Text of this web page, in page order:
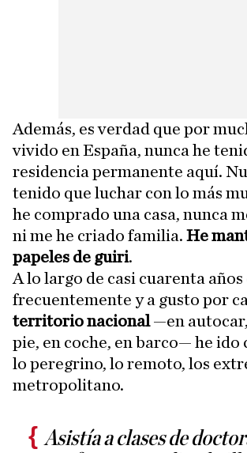
Además, es verdad que por
vivido en España, nunca he
residencia permanente aquí.
tenido que luchar con lo más
he comprado una casa, nunca
ni me he criado familia. He
papeles de guiri.
A lo largo de casi cuarenta
frecuentemente y a gusto por
territorio nacional—en
pie, en coche, en barco— he ido
lo peregrino, lo remoto, los
metropolitano.
Asistía a clases de